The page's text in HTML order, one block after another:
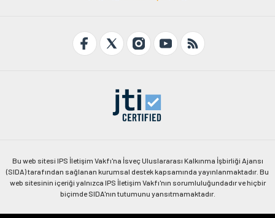
Bu web sitesi IPS İletişim Vakfı'na İsveç Uluslararası Kalkınma İşbirliği Ajansı
(SIDA) tarafından sağlanan kurumsal destek kapsamında yayınlanmaktadır. Bu
web sitesinin içeriği yalnızca IPS İletişim Vakfı'nın sorumluluğundadır ve hiçbir
biçimde SIDA'nın tutumunu yansıtmamaktadır.